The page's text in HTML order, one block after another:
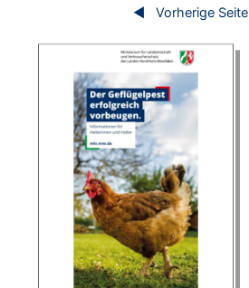
Vorherige Seite